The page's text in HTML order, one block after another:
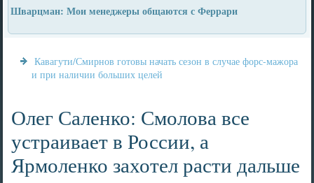
Шварцман: Мои менеджеры общаются с Феррари
Кавагути/Смирнов готовы начать сезон в случае форс-мажора
и при наличии больших целей
Олег Саленко: Смолова все
устраивает в России, а
Ярмоленко захотел расти дальше